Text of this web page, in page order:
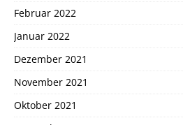
Februar 2022
Januar 2022
Dezember 2021
November 2021
Oktober 2021